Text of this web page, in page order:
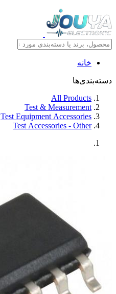
خانه
دسته‌بندی‌ها
All Products
Test & Measurement
Test Equipment Accessories
Test Accessories - Other